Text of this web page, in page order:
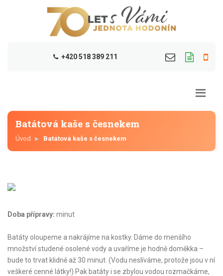
+420 518 389 211
Batátová kaše s česnekem
Úvod Batátová kaše s česnekem
Doba přípravy: minut
Batáty oloupeme a nakrájíme na kostky. Dáme do menšího
množství studené osolené vody a uvaříme je hodně doměkka –
bude to trvat klidně až 30 minut. (Vodu neslíváme, protože jsou v ní
veškeré cenné látky!) Pak batáty i se zbylou vodou rozmačkáme,